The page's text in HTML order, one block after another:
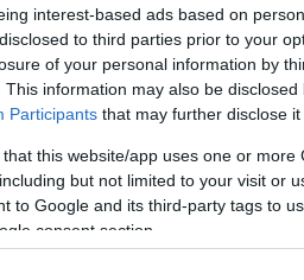
interest-based ads based on
to third parties prior to your
of your personal information by
This information may also be
Participants that may further disclose
that this website/app uses one or
but not limited to your visit or
to Google and its third-party tags to
consent section.
poteva mettere a caricare
un po’ è stato raggiunto da
che discutevano con
accorto che non era una
stavano movimentando.
E mi hanno detto di
e non è uscito
e di non crearmi
con loro”.